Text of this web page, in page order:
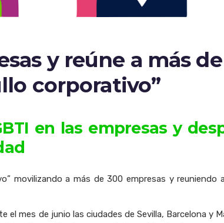
y reúne a más
corporativo”
en las empresas y
movilizando a más de 300 empresas y
el mes de junio las ciudades de Sevilla, Barcelona y